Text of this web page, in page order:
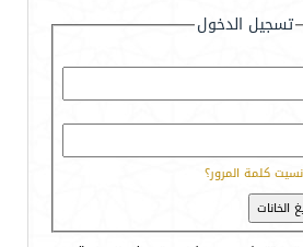
تسجيل الدخول
كلمة المرور؟